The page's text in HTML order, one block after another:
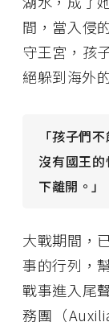
間，當入侵
守王宮，孩
絕躲到海外
「孩子們
沒有國王
下離開。」
大戰期間，
事的行列，
戰事進入尾
務團（